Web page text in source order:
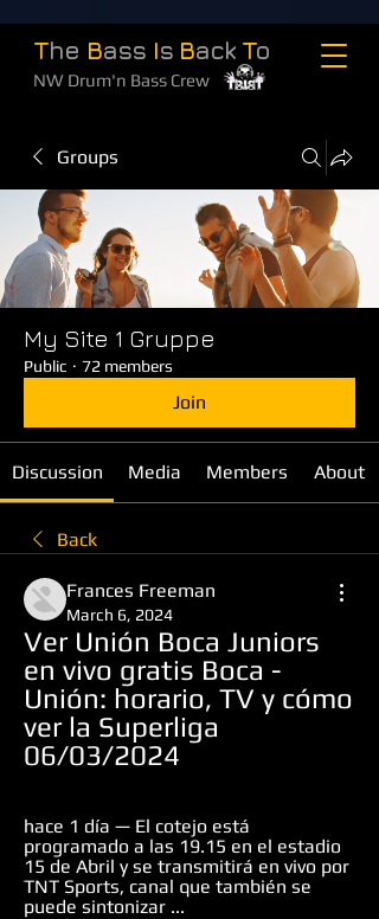
The Bass Is Back To
NW Drum'n Bass Crew
Groups
My Site 1 Gruppe
Public · 72 members
Join
Discussion Media Members About
Back
Frances Freeman
March 6, 2024
Ver Unión Boca Juniors
en vivo gratis Boca -
Unión: horario, TV y cómo
ver la Superliga
06/03/2024
hace 1 día — El cotejo está
programado a las 19.15 en el estadio
15 de Abril y se transmitirá en vivo por
TNT Sports, canal que también se
puede sintonizar ...